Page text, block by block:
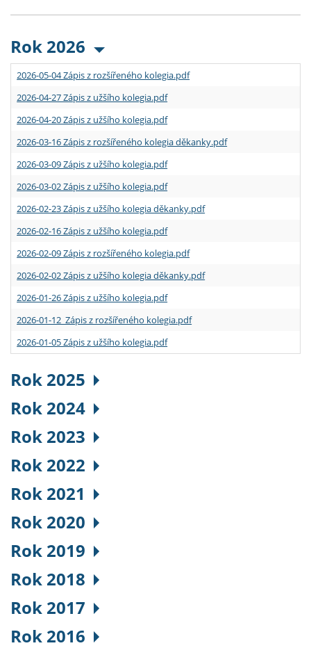
Rok 2026
2026-05-04 Zápis z rozšířeného kolegia.pdf
2026-04-27 Zápis z užšího kolegia.pdf
2026-04-20 Zápis z užšího kolegia.pdf
2026-03-16 Zápis z rozšířeného kolegia děkanky.pdf
2026-03-09 Zápis z užšího kolegia.pdf
2026-03-02 Zápis z užšího kolegia.pdf
2026-02-23 Zápis z užšího kolegia děkanky.pdf
2026-02-16 Zápis z užšího kolegia.pdf
2026-02-09 Zápis z rozšířeného kolegia.pdf
2026-02-02 Zápis z užšího kolegia děkanky.pdf
2026-01-26 Zápis z užšího kolegia.pdf
2026-01-12 Zápis z rozšířeného kolegia.pdf
2026-01-05 Zápis z užšího kolegia.pdf
Rok 2025
Rok 2024
Rok 2023
Rok 2022
Rok 2021
Rok 2020
Rok 2019
Rok 2018
Rok 2017
Rok 2016